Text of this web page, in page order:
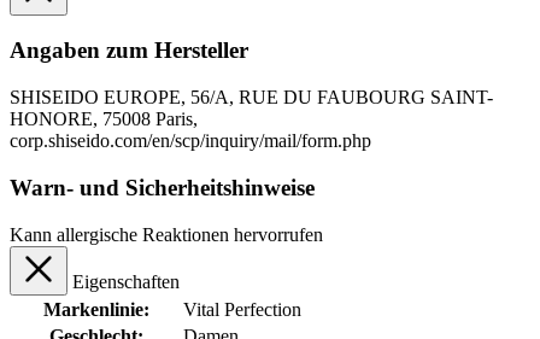
Angaben zum Hersteller
SHISEIDO EUROPE, 56/A, RUE DU FAUBOURG SAINT-
HONORE, 75008 Paris,
corp.shiseido.com/en/scp/inquiry/mail/form.php
Warn- und Sicherheitshinweise
Kann allergische Reaktionen hervorrufen
Eigenschaften
Markenlinie:
Vital Perfection